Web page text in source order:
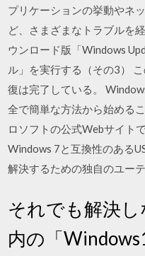
プリケーションの挙動やネ
ど、さまざまなトラブルを
ウンロード版「Windows
ル」を実行する（その3）
復は完了している。
全で簡単な方法から始める
ロソフトの公式Webサイト
Windows 7と互換性のある
解決するための独自のユー
それでも解決
内の「